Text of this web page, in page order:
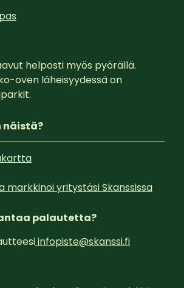
helposti myös pyörällä.
oven läheisyydessä on
näistä?
markkinoi yritystäsi Skanssissa
palautetta?
infopiste@skanssi.fi